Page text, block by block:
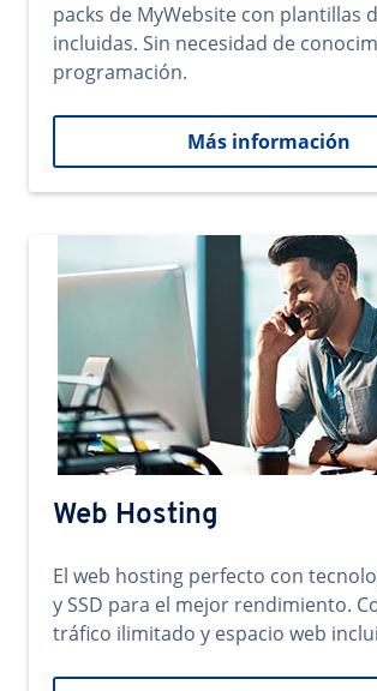
packs de MyWebsite con plantillas
incluidas. Sin necesidad de
programación.
Más información
Web Hosting
El web hosting perfecto con
y SSD para el mejor rendimiento.
tráfico ilimitado y espacio web